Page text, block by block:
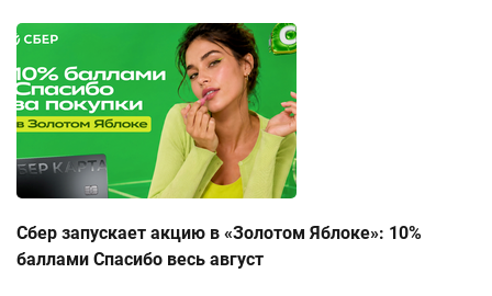
Сбер запускает акцию в «Золотом Яблоке»: 10%
баллами Спасибо весь август